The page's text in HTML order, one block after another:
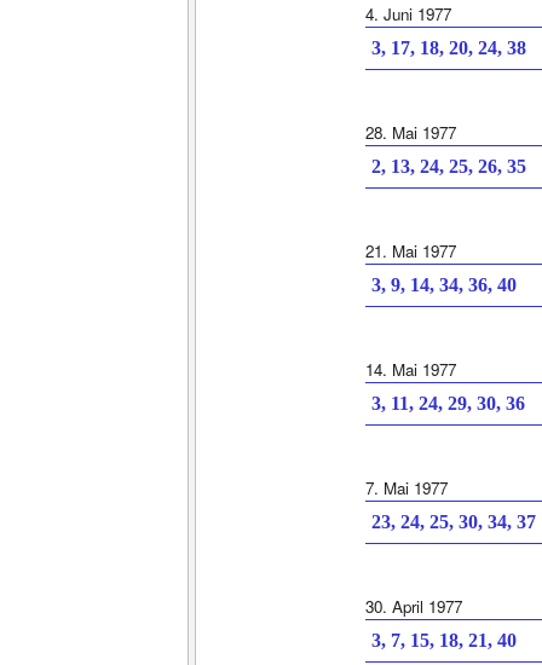
4. Juni 1977
3, 17, 18, 20, 24, 38
28. Mai 1977
2, 13, 24, 25, 26, 35
21. Mai 1977
3, 9, 14, 34, 36, 40
14. Mai 1977
3, 11, 24, 29, 30, 36
7. Mai 1977
23, 24, 25, 30, 34, 37
30. April 1977
3, 7, 15, 18, 21, 40